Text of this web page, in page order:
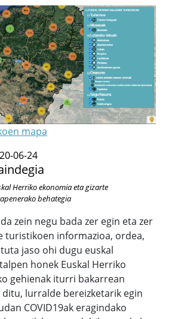
mapa
06-24
Herriko ekonomia eta gizarte
behategia
zein negu bada zer egin eta zer
turistikoen informazioa, ordea,
jaso ohi dugu euskal
honek Euskal Herriko
gehienak iturri bakarrean
lurralde bereizketarik egin
COVID19ak eragindako